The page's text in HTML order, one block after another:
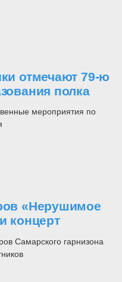
отмечают 79-ю
полка
мероприятия по
«Нерушимое
концерт
Самарского гарнизона